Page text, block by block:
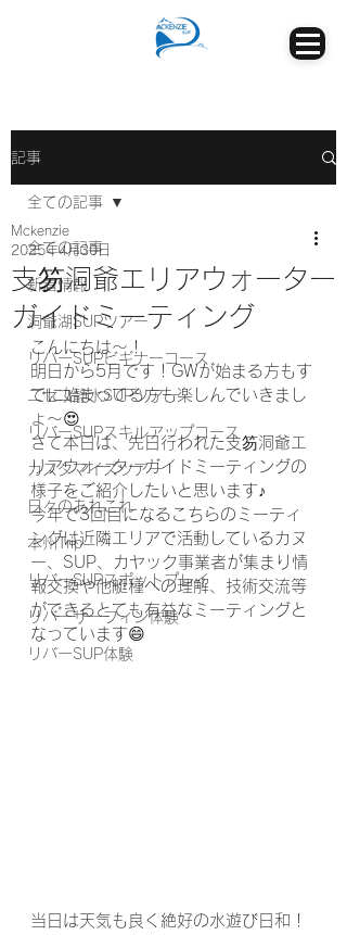
記事
全ての記事
新着情報
洞爺湖SUPツアー
リバーSUPビギナーコース
ニセコ静水SUPツアー
リバーSUPスキルアップコース
カスタマイズツアー
日々のあれこれ
本州Trip
リバーSUPスポットプレイ
リバーサーフィン体験
リバーSUP体験
全ての記事
支笏洞爺エリアウォーター
ガイドミーティング
Mckenzie
2025年4月30日
こんにちは～！
明日から5月です！GWが始まる方もす
でに始まってる方も楽しんでいきまし
ょ～😍
さて本日は、先日行われた支笏洞爺エ
リアウォーターガイドミーティングの
様子をご紹介したいと思います♪
今年で3回目になるこちらのミーティ
ングは近隣エリアで活動しているカヌ
ー、SUP、カヤック事業者が集まり情
報交換や他艇種への理解、技術交流等
ができるとても有益なミーティングと
なっています😄
当日は天気も良く絶好の水遊び日和！